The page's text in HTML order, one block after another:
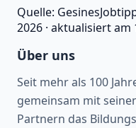
Quelle:
2026 · aktualisiert am
Über uns
Seit mehr als 100
gemeinsam mit
Partnern das